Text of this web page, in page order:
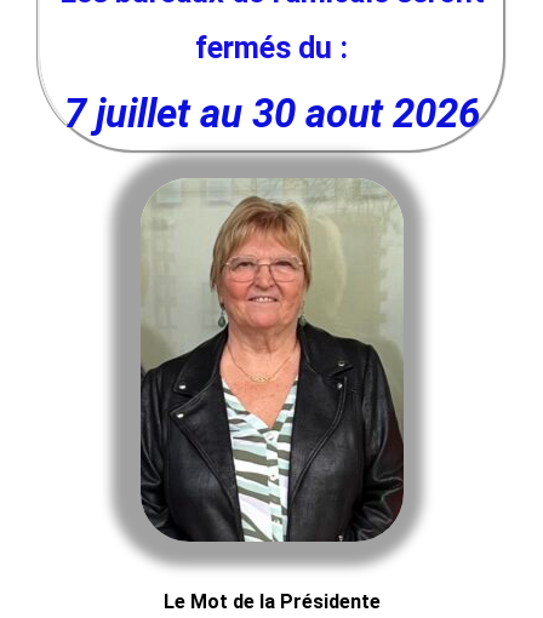
fermés du :
7 juillet au 30 aout 2026
Le Mot de la Présidente